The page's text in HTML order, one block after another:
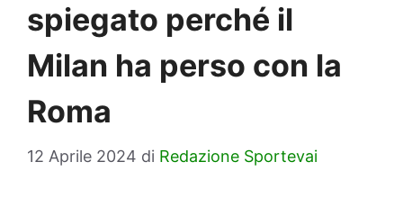
spiegato perché il
Milan ha perso con la
Roma
12 Aprile 2024 di Redazione Sportevai